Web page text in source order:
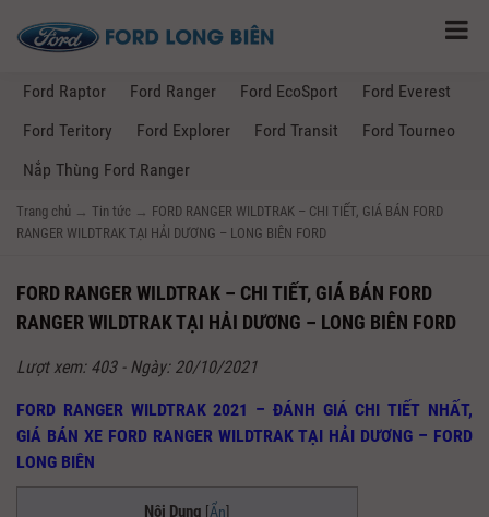
Ford Raptor Ford Ranger Ford EcoSport
Ford Everest
Ford Teritory
Ford Explorer Ford Transit
Ford Tourneo
Nắp Thùng Ford Ranger
Trang chủ → Tin tức → FORD RANGER WILDTRAK – CHI TIẾT, GIÁ BÁN FORD
RANGER WILDTRAK TẠI HẢI DƯƠNG – LONG BIÊN FORD
FORD RANGER WILDTRAK – CHI TIẾT, GIÁ BÁN FORD
RANGER WILDTRAK TẠI HẢI DƯƠNG – LONG BIÊN FORD
Lượt xem: 403 - Ngày: 20/10/2021
FORD RANGER WILDTRAK 2021 – ĐÁNH GIÁ CHI TIẾT NHẤT,
GIÁ BÁN XE FORD RANGER WILDTRAK TẠI HẢI DƯƠNG – FORD
LONG BIÊN
Nội Dung [Ẩn]